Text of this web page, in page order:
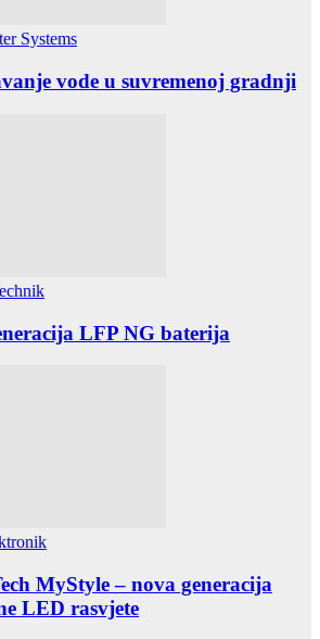
Systems
vode u suvremenoj gradnji
LFP NG baterija
MyStyle – nova generacija
LED rasvjete